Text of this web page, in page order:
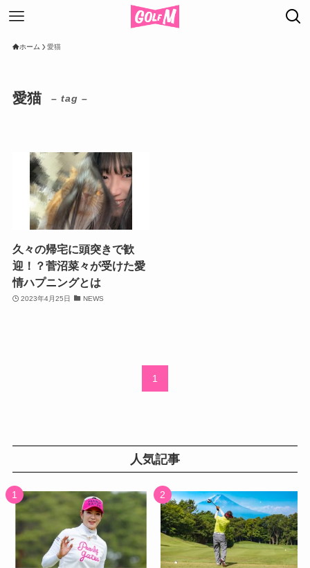
ホーム 愛猫
愛猫 – tag –
久々の帰宅に頭突きで歓
迎！？菅沼菜々が受けた愛
情ハプニングとは
2023年4月25日 NEWS
1
人気記事